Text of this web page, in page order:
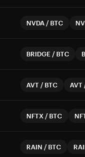
NVDA / BTC
BRIDGE / BTC
AVT / BTC AVT
NFTX / BTC
RAIN / BTC